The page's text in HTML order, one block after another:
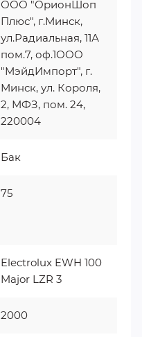
ООО "ОрионШоп
Плюс", г.Минск,
ул.Радиальная, 11А
пом.7, оф.1ООО
"МэйдИмпорт", г.
Минск, ул. Короля,
2, МФЗ, пом. 24,
220004
Бак
75
Electrolux EWH 100
Major LZR 3
2000